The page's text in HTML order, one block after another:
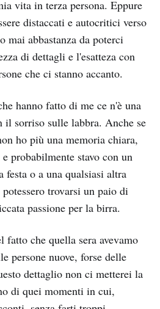
vita in terza persona. Eppure
distaccati e autocritici verso
mai abbastanza da poterci
di dettagli e l'esatteza con
che ci stanno accanto.
hanno fatto di me ce n'è una
il sorriso sulle labbra. Anche se
ho più una memoria chiara,
probabilmente stavo con un
festa o a una qualsiasi altra
trovarsi un paio di
passione per la birra.
fatto che quella sera avevamo
persone nuove, forse delle
dettaglio non ci metterei la
di quei momenti in cui,